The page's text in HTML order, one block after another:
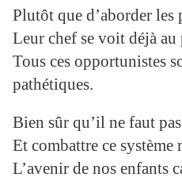
Plutôt que d’aborder les
Leur chef se voit déjà au
Tous ces opportunistes
pathétiques.
Bien sûr qu’il ne faut
Et combattre ce
L’avenir de nos enfants